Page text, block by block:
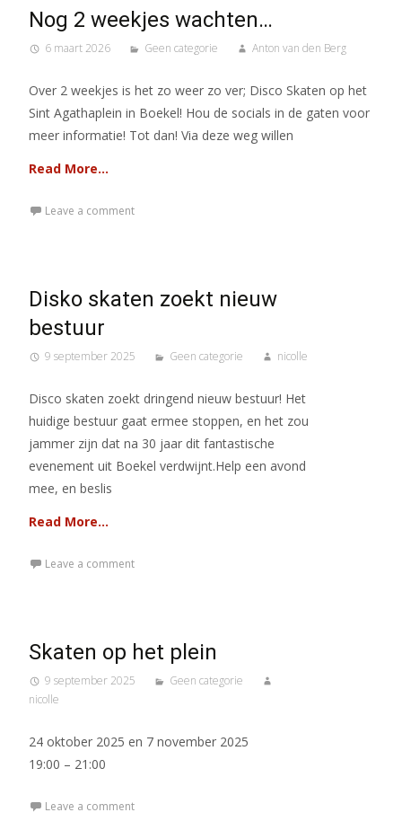
Nog 2 weekjes wachten…
6 maart 2026 Geen categorie Anton van den Berg
Over 2 weekjes is het zo weer zo ver; Disco Skaten op het
Sint Agathaplein in Boekel! Hou de socials in de gaten voor
meer informatie! Tot dan! Via deze weg willen
Read More…
Leave a comment
Disko skaten zoekt nieuw
bestuur
9 september 2025 Geen categorie nicolle
Disco skaten zoekt dringend nieuw bestuur! Het
huidige bestuur gaat ermee stoppen, en het zou
jammer zijn dat na 30 jaar dit fantastische
evenement uit Boekel verdwijnt.Help een avond
mee, en beslis
Read More…
Leave a comment
Skaten op het plein
9 september 2025
Geen categorie
nicolle
24 oktober 2025 en 7 november 2025
19:00 – 21:00
Leave a comment